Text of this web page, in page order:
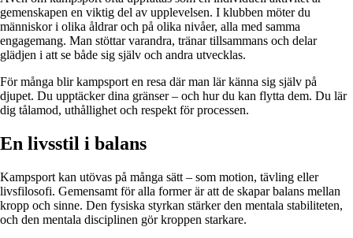
gemenskapen en viktig del av upplevelsen. I klubben möter du
människor i olika åldrar och på olika nivåer, alla med samma
engagemang. Man stöttar varandra, tränar tillsammans och delar
glädjen i att se både sig själv och andra utvecklas.
För många blir kampsport en resa där man lär känna sig själv på
djupet. Du upptäcker dina gränser – och hur du kan flytta dem. Du lär
dig tålamod, uthållighet och respekt för processen.
En livsstil i balans
Kampsport kan utövas på många sätt – som motion, tävling eller
livsfilosofi. Gemensamt för alla former är att de skapar balans mellan
kropp och sinne. Den fysiska styrkan stärker den mentala stabiliteten,
och den mentala disciplinen gör kroppen starkare.